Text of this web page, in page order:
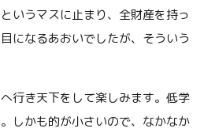
いうマスに止まり、全財産を持っ
になるあおいでしたが、そういう
行き天下をして楽しみます。低学
しかも的が小さいので、なかなか